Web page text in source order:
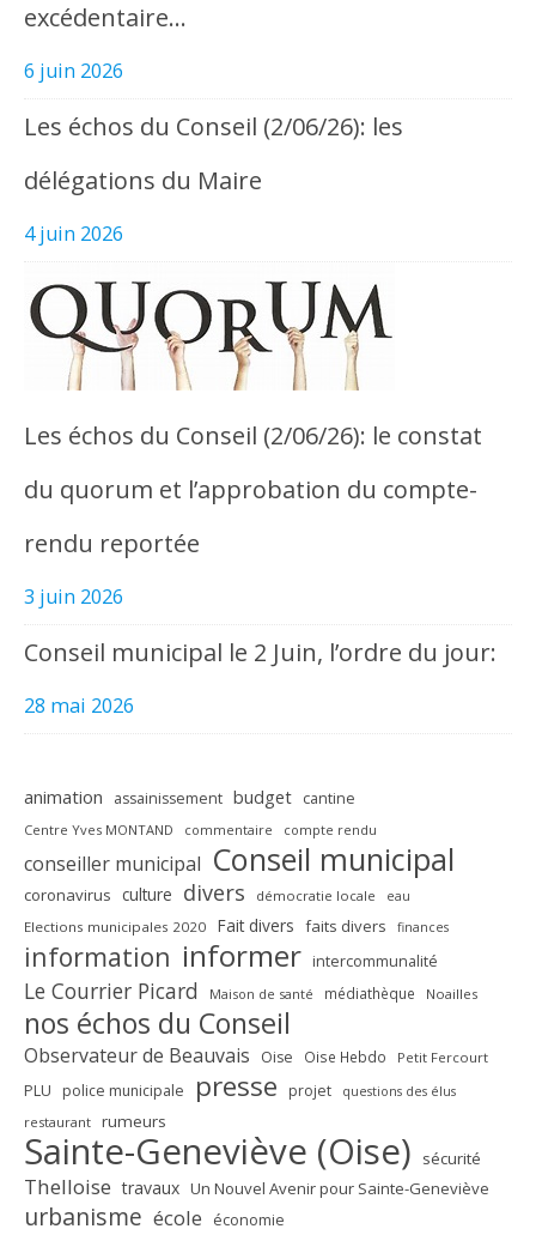
excédentaire…
6 juin 2026
Les échos du Conseil (2/06/26): les
délégations du Maire
4 juin 2026
Les échos du Conseil (2/06/26): le constat
du quorum et l’approbation du compte-
rendu reportée
3 juin 2026
Conseil municipal le 2 Juin, l’ordre du jour:
28 mai 2026
animation assainissement budget cantine
Centre Yves MONTAND commentaire compte rendu
conseiller municipal Conseil municipal
coronavirus culture divers démocratie locale eau
Elections municipales 2020 Fait divers faits divers finances
information informer intercommunalité
Le Courrier Picard Maison de santé médiathèque Noailles
nos échos du Conseil
Observateur de Beauvais Oise Oise Hebdo Petit Fercourt
PLU police municipale presse projet questions des élus
restaurant rumeurs
Sainte-Geneviève (Oise) sécurité
Thelloise travaux Un Nouvel Avenir pour Sainte-Geneviève
urbanisme école économie